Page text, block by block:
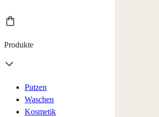
Produkte
Putzen
Waschen
Kosmetik